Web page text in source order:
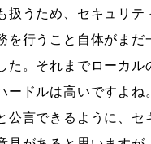
扱うため、セキュリ
を行うこと自体がま
た。それまでローカ
ードルは高いですよ
公言できるように、セ